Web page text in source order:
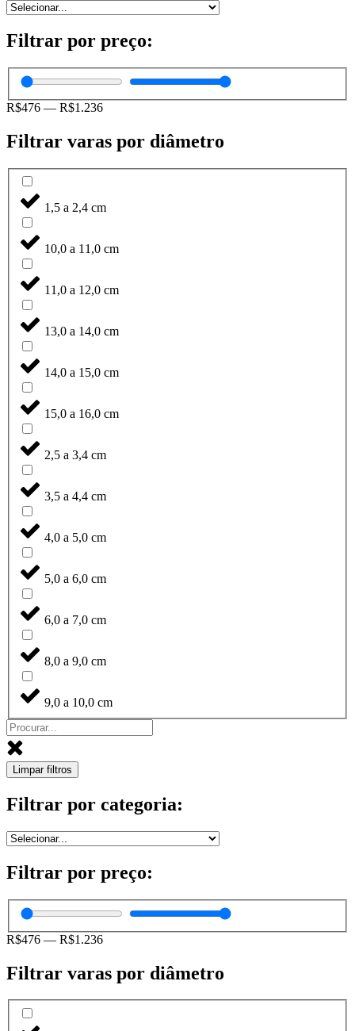
Filtrar por preço:
R$476 — R$1.236
Filtrar varas por diâmetro
1,5 a 2,4 cm
10,0 a 11,0 cm
11,0 a 12,0 cm
13,0 a 14,0 cm
14,0 a 15,0 cm
15,0 a 16,0 cm
2,5 a 3,4 cm
3,5 a 4,4 cm
4,0 a 5,0 cm
5,0 a 6,0 cm
6,0 a 7,0 cm
8,0 a 9,0 cm
9,0 a 10,0 cm
Limpar filtros
Filtrar por categoria:
Filtrar por preço:
R$476 — R$1.236
Filtrar varas por diâmetro